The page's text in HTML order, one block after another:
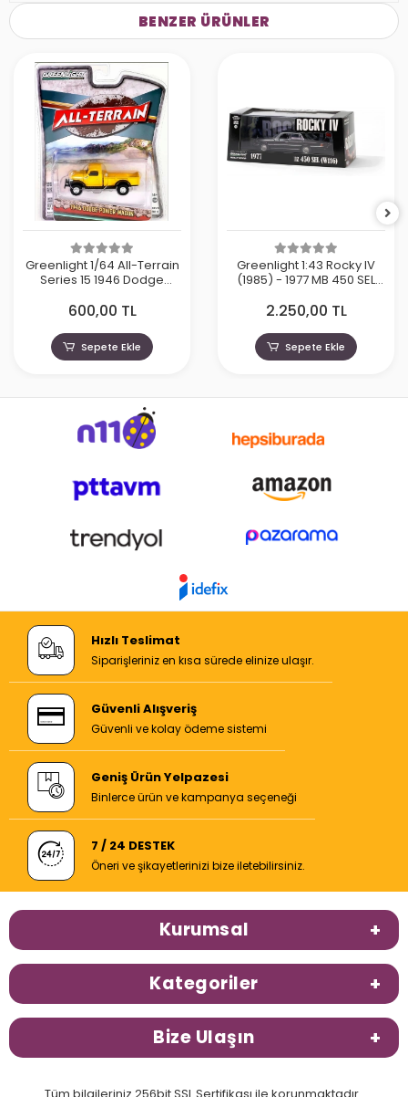
BENZER ÜRÜNLER
Greenlight 1/64 All-Terrain
Series 15 1946 Dodge
600,00 TL
Sepete Ekle
Greenlight 1:43 Rocky IV
(1985) - 1977 MB 450 SEL
2.250,00 TL
Sepete Ekle
Hızlı Teslimat
Siparişleriniz en kısa sürede elinize ulaşır.
Güvenli Alışveriş
Güvenli ve kolay ödeme sistemi
Geniş Ürün Yelpazesi
Binlerce ürün ve kampanya seçeneği
7 / 24 DESTEK
Öneri ve şikayetlerinizi bize iletebilirsiniz.
Kurumsal
Kategoriler
Bize Ulaşın